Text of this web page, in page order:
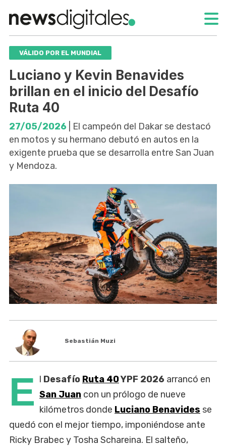
VÁLIDO POR EL MUNDIAL
Luciano y Kevin Benavides
brillan en el inicio del Desafío
Ruta 40
27/05/2026 | El campeón del Dakar se destacó
en motos y su hermano debutó en autos en la
exigente prueba que se desarrolla entre San Juan
y Mendoza.
Sebastián Muzi
E l Desafío Ruta 40YPF 2026 arrancó en
San Juan con un prólogo de nueve
kilómetros donde Luciano Benavides se
quedó con el mejor tiempo, imponiéndose ante
Ricky Brabec y Tosha Schareina. El salteño,